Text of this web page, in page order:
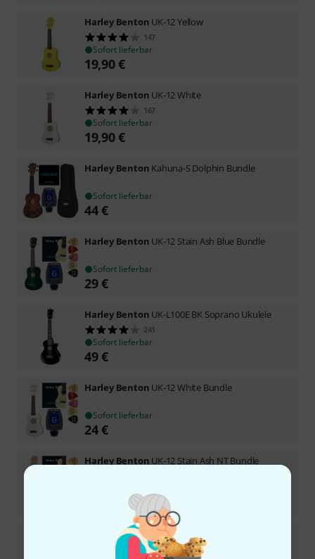
Harley Benton UK-12 Yellow
147
Sofort lieferbar
19,90€
Harley Benton UK-12 White
167
Sofort lieferbar
19,90€
Harley Benton Kahuna-S Dolphin Bundle
Sofort lieferbar
44€
Harley Benton UK-12 Stain Ash Blue Bundle
Sofort lieferbar
29€
Harley Benton UK-L100E BK Soprano Ukulele
241
Sofort lieferbar
49€
Harley Benton UK-12 White Bundle
Sofort lieferbar
24€
Harley Benton UK-12 Stain Ash NT Bundle
Harley Benton Kahuna-S Dreamcatcher Bundle